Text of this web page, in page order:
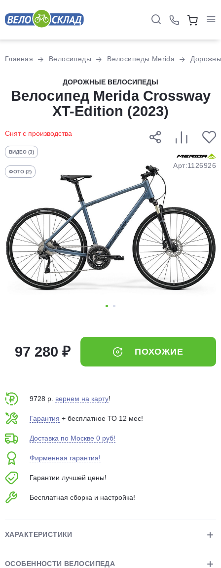
Главная Велосипеды Велосипеды Merida
ДОРОЖНЫЕ ВЕЛОСИПЕДЫ
Велосипед Merida Crossway
XT-Edition (2023)
Снят с производства
ВИДЕО (3)
ФОТО (2)
Арт:1126926
97 280 ₽ ПОХОЖИЕ
9728 р. вернем на карту!
Гарантия + бесплатное ТО 12 мес!
Доставка по Москве 0 руб!
Фирменная гарантия!
Гарантии лучшей цены!
Бесплатная сборка и настройка!
ХАРАКТЕРИСТИКИ
ОСОБЕННОСТИ ВЕЛОСИПЕДА
Разбейте
оплатуна части
без переплат
График платежей
Добавляйте товары
в корзину
Оплачивайте сегодня только
25% картой любого банка
выбранный способом
75% будут
Подробнее
Остались вопросы?